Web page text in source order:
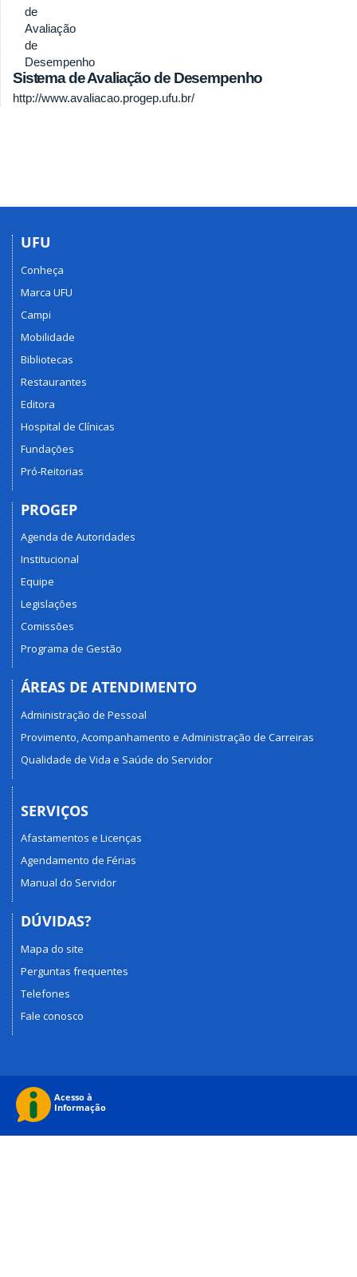
Sistema de Avaliação de Desempenho
http://www.avaliacao.progep.ufu.br/
UFU
Conheça
Marca UFU
Campi
Mobilidade
Bibliotecas
Restaurantes
Editora
Hospital de Clínicas
Fundações
Pró-Reitorias
PROGEP
Agenda de Autoridades
Institucional
Equipe
Legislações
Comissões
Programa de Gestão
ÁREAS DE ATENDIMENTO
Administração de Pessoal
Provimento, Acompanhamento e Administração de Carreiras
Qualidade de Vida e Saúde do Servidor
SERVIÇOS
Afastamentos e Licenças
Agendamento de Férias
Manual do Servidor
DÚVIDAS?
Mapa do site
Perguntas frequentes
Telefones
Fale conosco